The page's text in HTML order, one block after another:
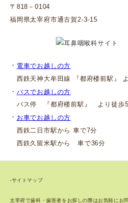
〒818－0104
福岡県太宰府市通古賀2-3-15
・ 電車でお越しの方
西鉄天神大牟田線 『都府楼前駅』
・ バスでお越しの方
バス停 『都府楼前駅』 より徒歩
・ お車でお越しの方
西鉄二日市駅から 車で7分
西鉄久留米駅から 車で36分
-サイトマップ
太宰府で歯科・歯医者をお探しの際はお気軽に